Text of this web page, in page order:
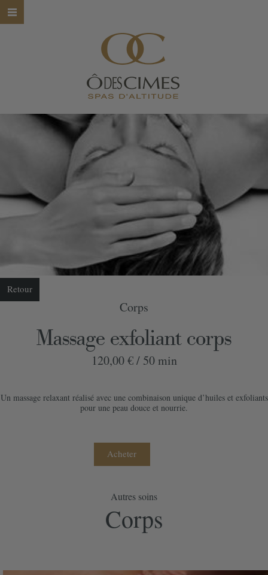
HOME
Ô DES CIMES
NOS SPAS
NOS MARQUES
BONS CADEAUX
CONTACT
Retour
Corps
Massage exfoliant corps
120,00 € / 50 min
Un massage relaxant réalisé avec une combinaison unique d’huiles et exfoliants
pour une peau douce et nourrie.
Acheter
Commander votre bon cadeau
Autres soins
Corps